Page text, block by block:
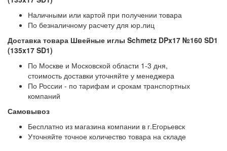
Наличными или картой при получении товара
По безналичному расчету для юр.лиц
Доставка товара Швейные иглы Schmetz DPx17 №160 SD1
(135x17 SD1)
По Москве и Московской области 1-3 дня,
стоимость доставки уточняйте у менеджера
По России - по тарифам и срокам транспортных
компаний
Самовывоз
Бесплатно из магазина компании в г.Егорьевск
Уточняйте точное количество товара на складе